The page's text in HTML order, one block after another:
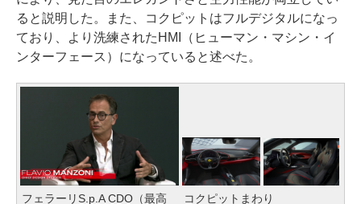
ると説明した。また、コクピットはフルデジタルになっ
ており、より洗練されたHMI（ヒューマン・マシン・イ
ンターフェース）になっていると述べた。
フェラーリS.p.A CDO（最高
コクピットまわり